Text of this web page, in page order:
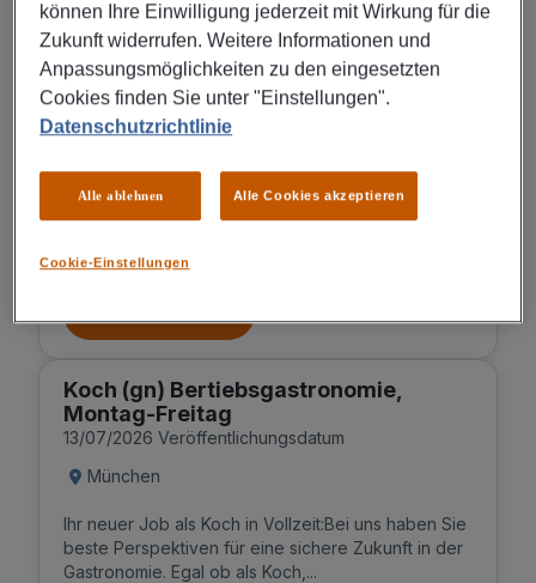
JETZT BEWERBEN
Barista (gn)
03/08/2026 Veröffentlichungsdatum
eine sichere Zukunft in der Gastronomie...
Koch (gn) Bertiebsgastronomie,
Montag-Freitag
13/07/2026 Veröffentlichungsdatum
München
Ihr neuer Job als Koch in Vollzeit:Bei uns haben Sie
beste Perspektiven für eine sichere Zukunft in der
Gastronomie. Egal ob als Koch,...
können Ihre Einwilligung jederzeit mit Wirkung für die
Zukunft widerrufen. Weitere Informationen und
Anpassungsmöglichkeiten zu den eingesetzten
Cookies finden Sie unter "Einstellungen".
Datenschutzrichtlinie
Cookie-Einstellungen
Alle ablehnen Alle Cookies akzeptieren